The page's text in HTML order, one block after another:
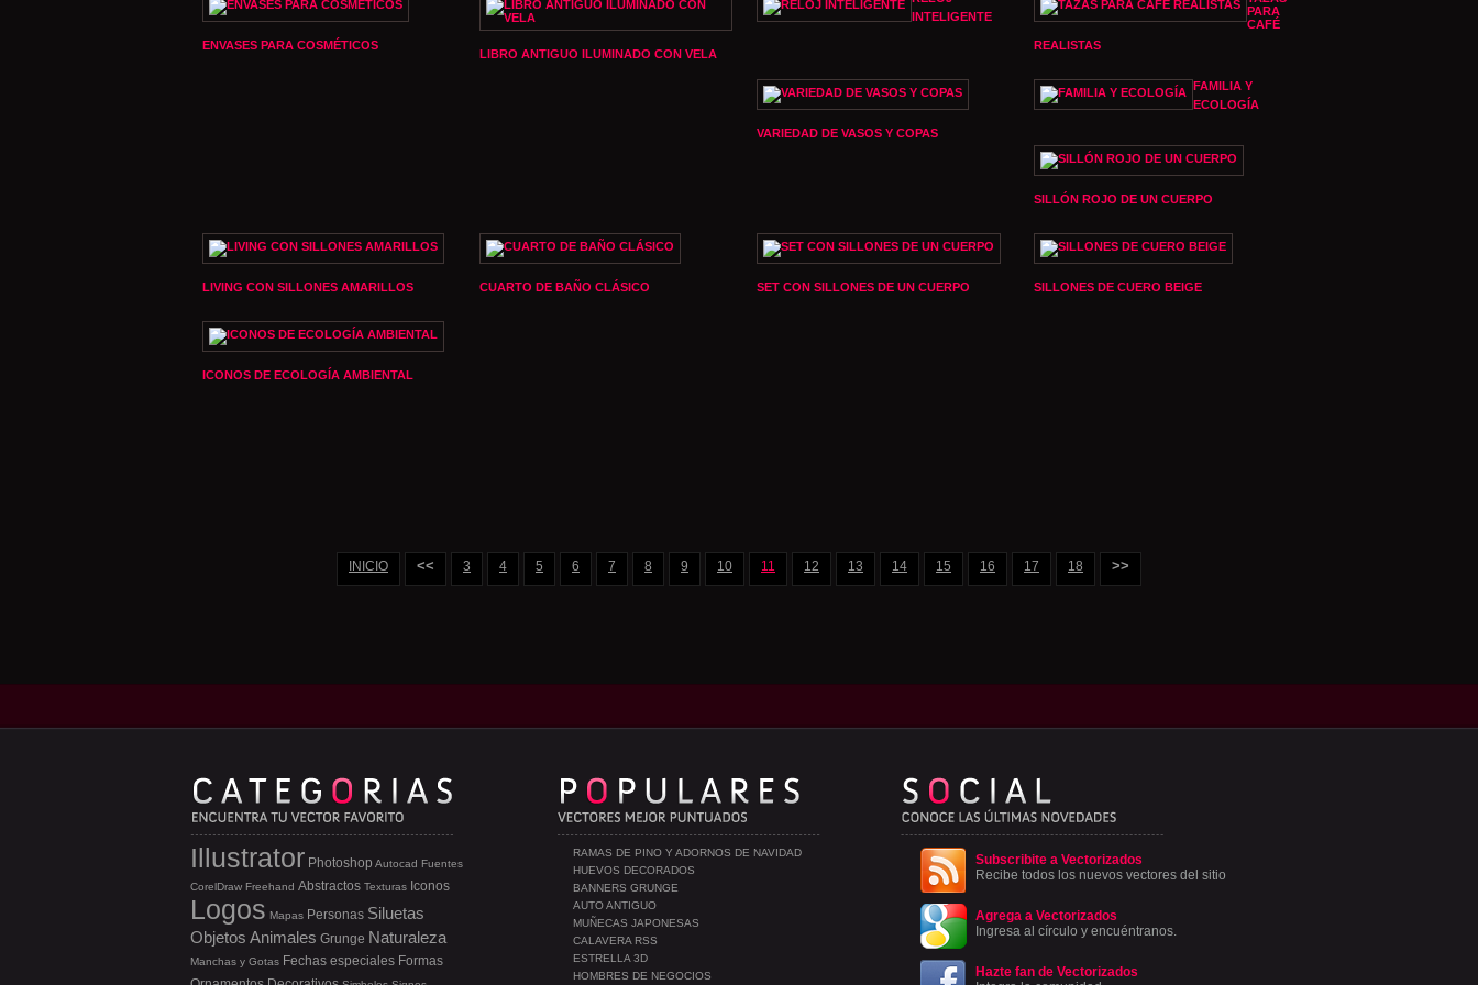
ENVASES PARA COSMÉTICOS
LIBRO ANTIGUO ILUMINADO CON VELA
INTELIGENTE
PARA
CAFÉ
REALISTAS
VARIEDAD DE VASOS Y COPAS
FAMILIA Y
ECOLOGÍA
SILLÓN ROJO DE UN CUERPO
LIVING CON SILLONES AMARILLOS CUARTO DE BAÑO CLÁSICO SET CON SILLONES DE UN CUERPO SILLONES DE CUERO BEIGE
ICONOS DE ECOLOGÍA AMBIENTAL
INICIO << 3 4 5 6 7 8 9 10 11 12 13 14 15 16 17 18 >>
Subscribite a Vectorizados
Recibe todos los nuevos vectores del sitio
Agrega a Vectorizados
Ingresa al círculo y encuéntranos.
Hazte fan de Vectorizados
RAMAS DE PINO Y ADORNOS DE NAVIDAD
HUEVOS DECORADOS
BANNERS GRUNGE
AUTO ANTIGUO
MUÑECAS JAPONESAS
CALAVERA RSS
ESTRELLA 3D
HOMBRES DE NEGOCIOS
Illustrator Photoshop Autocad Fuentes
CorelDraw Freehand Abstractos Texturas Iconos
Logos Mapas Personas Siluetas
Objetos Animales Grunge Naturaleza
Manchas y Gotas Fechas especiales Formas